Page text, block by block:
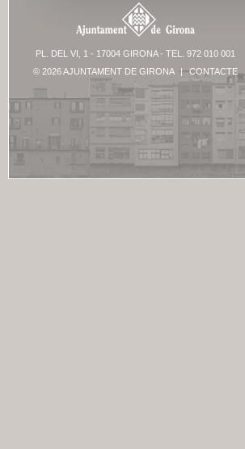
PL. DEL VI, 1 - 17004 GIRONA - TEL. 972 010 001
© 2026 AJUNTAMENT DE GIRONA | CONTACTE